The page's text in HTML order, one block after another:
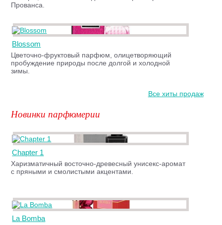
Прованса.
Blossom
Цветочно-фруктовый парфюм, олицетворяющий
пробуждение природы после долгой и холодной
зимы.
Все хиты продаж
Новинки парфюмерии
Chapter 1
Харизматичный восточно-древесный унисекс-аромат
с пряными и смолистыми акцентами.
La Bomba